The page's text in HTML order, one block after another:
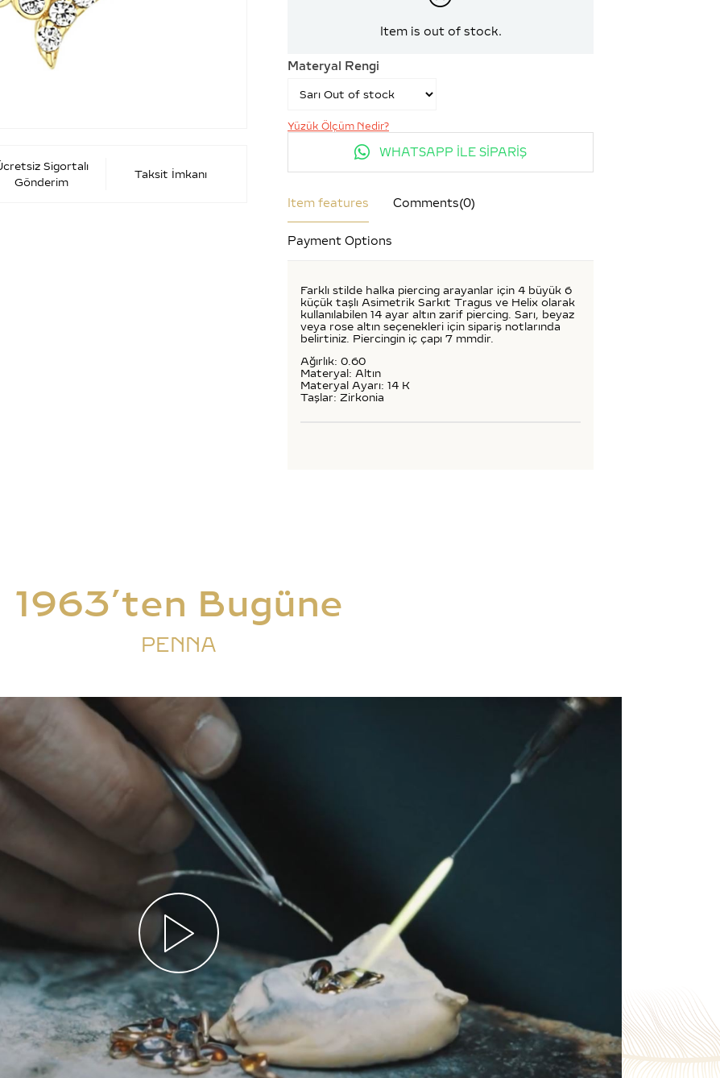
Sigortalı
Gönderim
Taksit İmkanı
Item is out of stock.
Materyal Rengi
Yüzük Ölçüm Nedir?
WHATSAPP İLE SİPARİŞ
Item features Comments(0)
Payment Options
Farklı stilde halka piercing arayanlar için 4 büyük 6
küçük taşlı Asimetrik Sarkıt Tragus ve Helix olarak
kullanılabilen 14 ayar altın zarif piercing. Sarı, beyaz
veya rose altın seçenekleri için sipariş notlarında
belirtiniz. Piercingin iç çapı 7 mmdir.
Ağırlık: 0.60
Materyal: Altın
Materyal Ayarı: 14 K
Taşlar: Zirkonia
1963’ten Bugüne
PENNA